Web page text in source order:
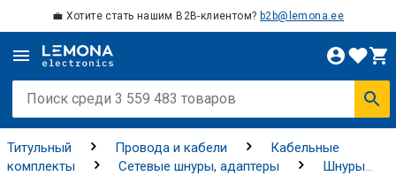
💼 Хотите стать нашим B2B-клиентом? b2b@lemona.ee
Титульный Провода и кабели
Кабельные
комплекты
Сетевые шнуры, адаптеры
Шнуры